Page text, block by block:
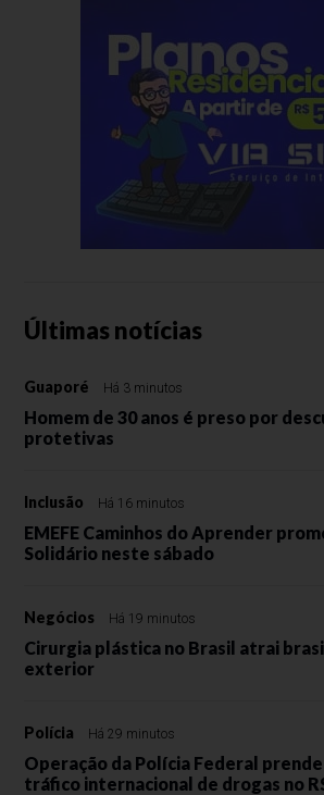
Últimas notícias
Guaporé Há 3 minutos
Homem de 30 anos é preso por
protetivas
Inclusão Há 16 minutos
EMEFE Caminhos do Aprender
Solidário neste sábado
Negócios Há 19 minutos
Cirurgia plástica no Brasil atrai
exterior
Polícia Há 29 minutos
Operação da Polícia Federal
tráfico internacional de drogas no